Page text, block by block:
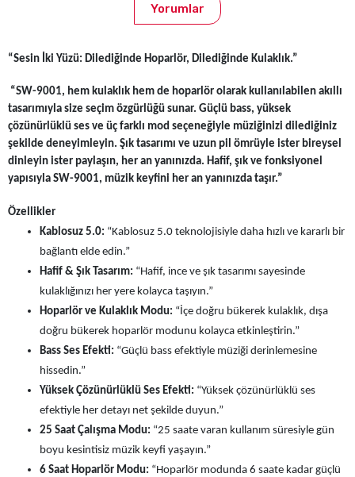
Yorumlar
“Sesin İki Yüzü: Dilediğinde Hoparlör, Dilediğinde Kulaklık.”
“SW-9001, hem kulaklık hem de hoparlör olarak kullanılabilen akıllı
tasarımıyla size seçim özgürlüğü sunar. Güçlü bass, yüksek
çözünürlüklü ses ve üç farklı mod seçeneğiyle müziğinizi dilediğiniz
şekilde deneyimleyin. Şık tasarımı ve uzun pil ömrüyle ister bireysel
dinleyin ister paylaşın, her an yanınızda. Hafif, şık ve fonksiyonel
yapısıyla SW-9001, müzik keyfini her an yanınızda taşır.”
Özellikler
Kablosuz 5.0: “Kablosuz 5.0 teknolojisiyle daha hızlı ve kararlı bir
bağlantı elde edin.”
Hafif & Şık Tasarım: “Hafif, ince ve şık tasarımı sayesinde
kulaklığınızı her yere kolayca taşıyın.”
Hoparlör ve Kulaklık Modu: “İçe doğru bükerek kulaklık, dışa
doğru bükerek hoparlör modunu kolayca etkinleştirin.”
Bass Ses Efekti: “Güçlü bass efektiyle müziği derinlemesine
hissedin.”
Yüksek Çözünürlüklü Ses Efekti: “Yüksek çözünürlüklü ses
efektiyle her detayı net şekilde duyun.”
25 Saat Çalışma Modu: “25 saate varan kullanım süresiyle gün
boyu kesintisiz müzik keyfi yaşayın.”
6 Saat Hoparlör Modu: “Hoparlör modunda 6 saate kadar güçlü